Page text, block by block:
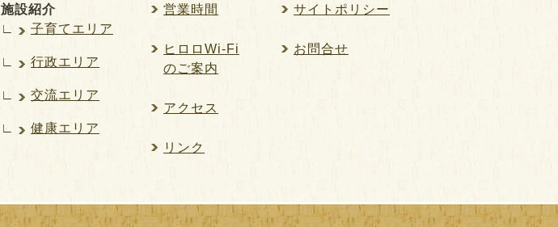
施設紹介
∟
子育てエリア
∟ 行政エリア
∟ 交流エリア
∟ 健康エリア
営業時間
ヒロロWi-Fi
のご案内
アクセス
リンク
サイトポリシー
お問合せ